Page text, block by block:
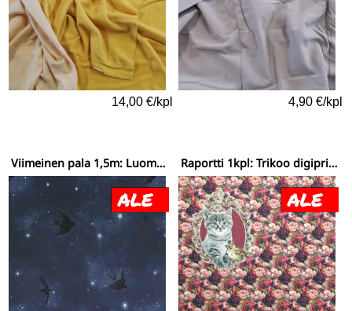
14,00 €/kpl 4,90 €/kpl
Viimeinen pala 1,5m: Luomutrikoo (digiprint) Yötaivas Raportti 1kpl: Trikoo digiprint (raportti) ruusukisut